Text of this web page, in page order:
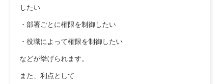
したい
・ 部署ごとに権限を制御したい
・ 役職によって権限を制御したい
などが挙げられます。
また、利点として